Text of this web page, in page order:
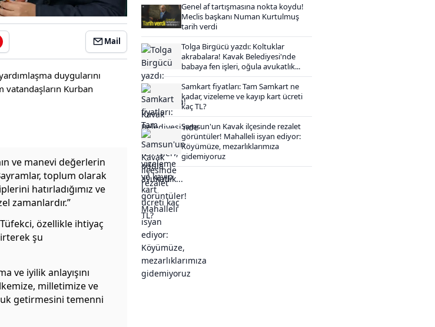
Mail
duygularını
Kurban
ve manevi değerlerin
toplum olarak
hatırladığımız ve
zamanlardır.”
özellikle ihtiyaç
şu
ve iyilik anlayışını
milletimize ve
getirmesini temenni
Genel af tartışmasına nokta koydu!
Meclis başkanı Numan Kurtulmuş
tarih verdi
Tolga Birgücü yazdı: Koltuklar
akrabalara! Kavak Belediyesi'nde
babaya fen işleri, oğula avukatlık...
Samkart fiyatları: Tam Samkart ne
kadar, vizeleme ve kayıp kart ücreti
kaç TL?
Samsun'un Kavak ilçesinde rezalet
görüntüler! Mahalleli isyan ediyor:
Köyümüze, mezarlıklarımıza
gidemiyoruz